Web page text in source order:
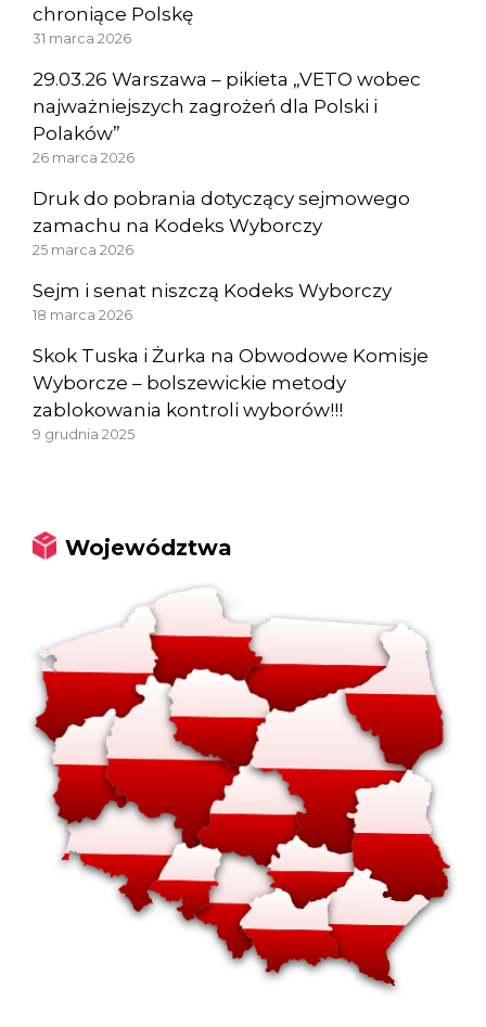
chroniące Polskę
31 marca 2026
29.03.26 Warszawa – pikieta „VETO wobec
najważniejszych zagrożeń dla Polski i
Polaków”
26 marca 2026
Druk do pobrania dotyczący sejmowego
zamachu na Kodeks Wyborczy
25 marca 2026
Sejm i senat niszczą Kodeks Wyborczy
18 marca 2026
Skok Tuska i Żurka na Obwodowe Komisje
Wyborcze – bolszewickie metody
zablokowania kontroli wyborów!!!
9 grudnia 2025
Województwa